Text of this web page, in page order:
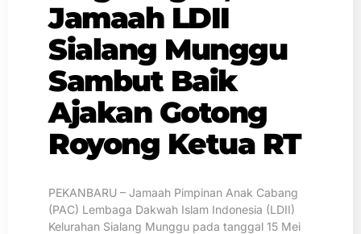
Jamaah LDII
Sialang Munggu
Sambut Baik
Ajakan Gotong
Royong Ketua RT
PEKANBARU – Jamaah Pimpinan Anak Cabang
(PAC) Lembaga Dakwah Islam Indonesia (LDII)
Kelurahan Sialang Munggu pada tanggal 15 Mei